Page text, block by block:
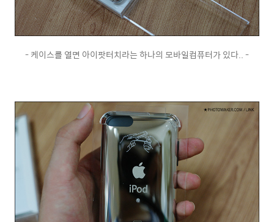
- 케이스를 열면 아이팟터치라는 하나의 모바일컴퓨터가 있다.. -